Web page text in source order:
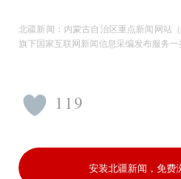
北疆新闻：内蒙古自治区重点新闻网站
旗下国家互联网新闻信息采编发布服务一
119
安装北疆新闻，免费